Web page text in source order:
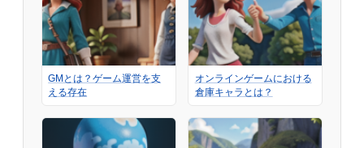
GMとは？ゲーム運営を支
える存在
オンラインゲームにおける
倉庫キャラとは？